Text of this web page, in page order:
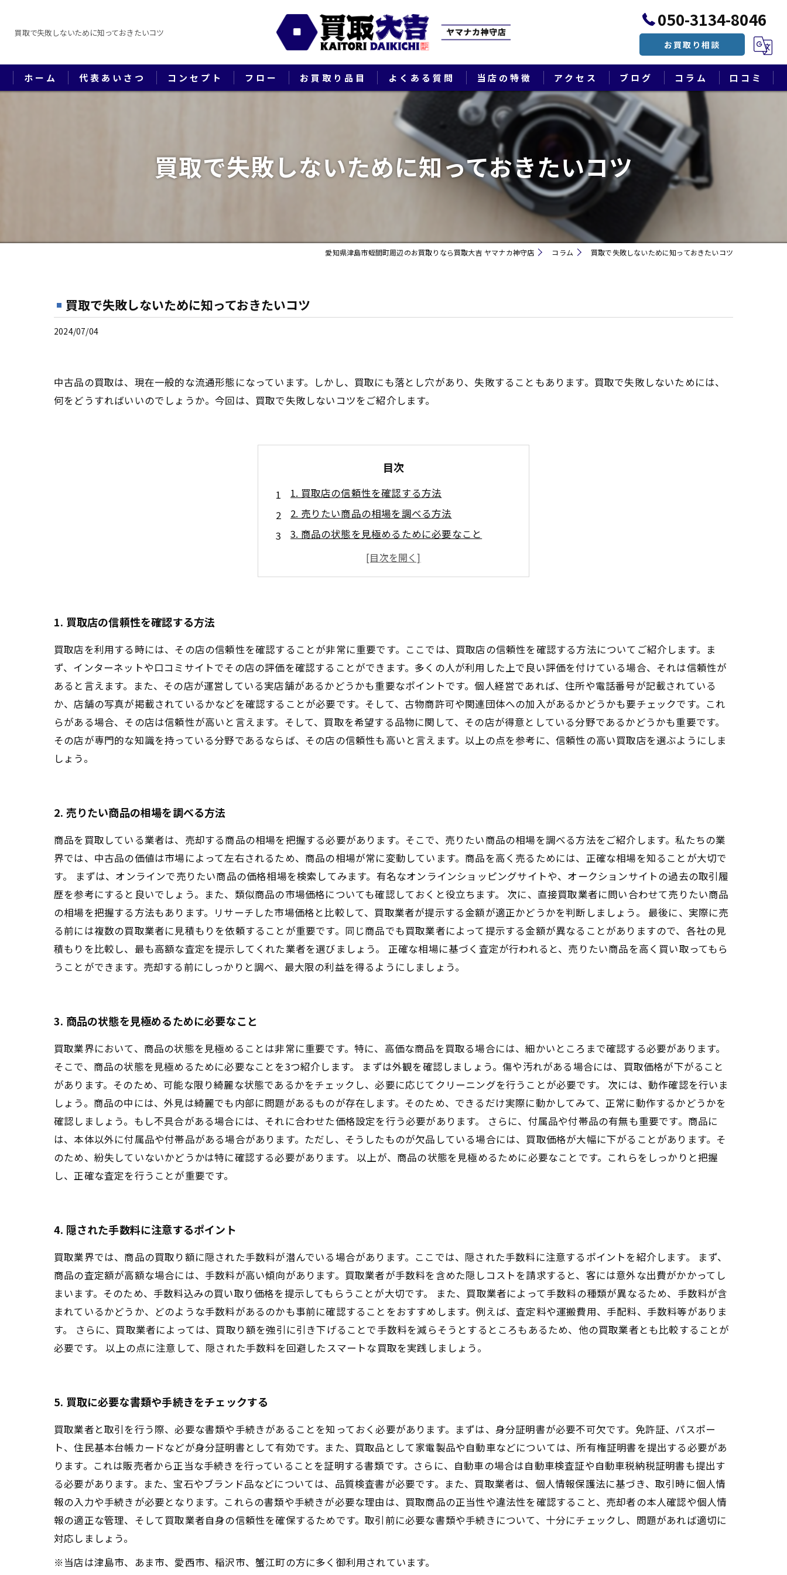
買取で失敗しないために知っておきたいコツ
050-3134-8046
お買取り相談
ホーム 代表あいさつ コンセプト フロー お買取り品目 よくある質問 当店の特徴
ブランド
貴金属
切手
生前整理・遺品整理・終活
アクセス
漫画特集
ブログ コラム 口コミ
買取で失敗しないために知っておきたいコツ
愛知県津島市蛭間町周辺のお買取りなら買取大吉 ヤマナカ神守店 コラム 買取で失敗しないために知っておきたいコツ
買取で失敗しないために知っておきたいコツ
2024/07/04
中古品の買取は、現在一般的な流通形態になっています。しかし、買取にも落とし穴があり、失敗することもあります。買取で失敗しないためには、
何をどうすればいいのでしょうか。今回は、買取で失敗しないコツをご紹介します。
目次
1. 買取店の信頼性を確認する方法
2. 売りたい商品の相場を調べる方法
3. 商品の状態を見極めるために必要なこと
4. 隠された手数料に注意するポイント
5. 買取に必要な書類や手続きをチェックする
1. 買取店の信頼性を確認する方法
買取店を利用する時には、その店の信頼性を確認することが非常に重要です。ここでは、買取店の信頼性を確認する方法についてご紹介します。ま
ず、インターネットや口コミサイトでその店の評価を確認することができます。多くの人が利用した上で良い評価を付けている場合、それは信頼性が
あると言えます。また、その店が運営している実店舗があるかどうかも重要なポイントです。個人経営であれば、住所や電話番号が記載されている
か、店舗の写真が掲載されているかなどを確認することが必要です。そして、古物商許可や関連団体への加入があるかどうかも要チェックです。これ
らがある場合、その店は信頼性が高いと言えます。そして、買取を希望する品物に関して、その店が得意としている分野であるかどうかも重要です。
その店が専門的な知識を持っている分野であるならば、その店の信頼性も高いと言えます。以上の点を参考に、信頼性の高い買取店を選ぶようにしま
しょう。
2. 売りたい商品の相場を調べる方法
商品を買取している業者は、売却する商品の相場を把握する必要があります。そこで、売りたい商品の相場を調べる方法をご紹介します。私たちの業
界では、中古品の価値は市場によって左右されるため、商品の相場が常に変動しています。商品を高く売るためには、正確な相場を知ることが大切で
す。 まずは、オンラインで売りたい商品の価格相場を検索してみます。有名なオンラインショッピングサイトや、オークションサイトの過去の取引履
歴を参考にすると良いでしょう。また、類似商品の市場価格についても確認しておくと役立ちます。 次に、直接買取業者に問い合わせて売りたい商品
の相場を把握する方法もあります。リサーチした市場価格と比較して、買取業者が提示する金額が適正かどうかを判断しましょう。 最後に、実際に売
る前には複数の買取業者に見積もりを依頼することが重要です。同じ商品でも買取業者によって提示する金額が異なることがありますので、各社の見
積もりを比較し、最も高額な査定を提示してくれた業者を選びましょう。 正確な相場に基づく査定が行われると、売りたい商品を高く買い取ってもら
うことができます。売却する前にしっかりと調べ、最大限の利益を得るようにしましょう。
3. 商品の状態を見極めるために必要なこと
買取業界において、商品の状態を見極めることは非常に重要です。特に、高価な商品を買取る場合には、細かいところまで確認する必要があります。
そこで、商品の状態を見極めるために必要なことを3つ紹介します。 まずは外観を確認しましょう。傷や汚れがある場合には、買取価格が下がること
があります。そのため、可能な限り綺麗な状態であるかをチェックし、必要に応じてクリーニングを行うことが必要です。 次には、動作確認を行いま
しょう。商品の中には、外見は綺麗でも内部に問題があるものが存在します。そのため、できるだけ実際に動かしてみて、正常に動作するかどうかを
確認しましょう。もし不具合がある場合には、それに合わせた価格設定を行う必要があります。 さらに、付属品や付帯品の有無も重要です。商品に
は、本体以外に付属品や付帯品がある場合があります。ただし、そうしたものが欠品している場合には、買取価格が大幅に下がることがあります。そ
のため、紛失していないかどうかは特に確認する必要があります。 以上が、商品の状態を見極めるために必要なことです。これらをしっかりと把握
し、正確な査定を行うことが重要です。
4. 隠された手数料に注意するポイント
買取業界では、商品の買取り額に隠された手数料が潜んでいる場合があります。ここでは、隠された手数料に注意するポイントを紹介します。 まず、
商品の査定額が高額な場合には、手数料が高い傾向があります。買取業者が手数料を含めた隠しコストを請求すると、客には意外な出費がかかってし
まいます。そのため、手数料込みの買い取り価格を提示してもらうことが大切です。 また、買取業者によって手数料の種類が異なるため、手数料が含
まれているかどうか、どのような手数料があるのかも事前に確認することをおすすめします。例えば、査定料や運搬費用、手配料、手数料等がありま
す。 さらに、買取業者によっては、買取り額を強引に引き下げることで手数料を減らそうとするところもあるため、他の買取業者とも比較することが
必要です。 以上の点に注意して、隠された手数料を回避したスマートな買取を実践しましょう。
5. 買取に必要な書類や手続きをチェックする
買取業者と取引を行う際、必要な書類や手続きがあることを知っておく必要があります。まずは、身分証明書が必要不可欠です。免許証、パスポー
ト、住民基本台帳カードなどが身分証明書として有効です。また、買取品として家電製品や自動車などについては、所有権証明書を提出する必要があ
ります。これは販売者から正当な手続きを行っていることを証明する書類です。さらに、自動車の場合は自動車検査証や自動車税納税証明書も提出す
る必要があります。また、宝石やブランド品などについては、品質検査書が必要です。また、買取業者は、個人情報保護法に基づき、取引時に個人情
報の入力や手続きが必要となります。これらの書類や手続きが必要な理由は、買取商品の正当性や違法性を確認すること、売却者の本人確認や個人情
報の適正な管理、そして買取業者自身の信頼性を確保するためです。取引前に必要な書類や手続きについて、十分にチェックし、問題があれば適切に
対応しましょう。
※当店は津島市、あま市、愛西市、稲沢市、蟹江町の方に多く御利用されています。